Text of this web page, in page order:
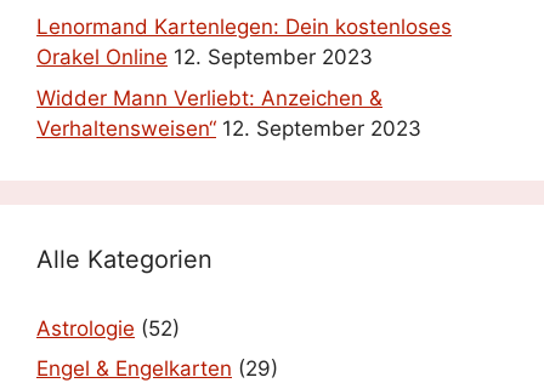
Lenormand Kartenlegen: Dein kostenloses
Orakel Online 12. September 2023
Widder Mann Verliebt: Anzeichen &
Verhaltensweisen“ 12. September 2023
Alle Kategorien
Astrologie (52)
Engel & Engelkarten (29)